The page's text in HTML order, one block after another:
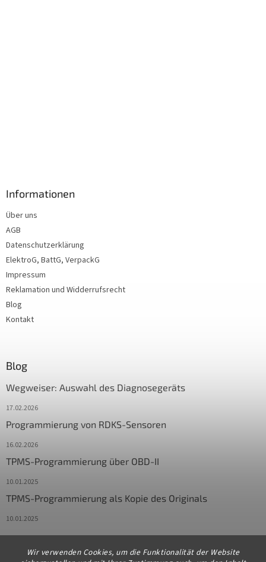
Wir verwenden Cookies, um die Funktionalität der Website
Informationen
Über uns
AGB
Datenschutzerklärung
ElektroG, BattG, VerpackG
Impressum
Reklamation und Widderrufsrecht
Blog
Kontakt
Blog
Wegweiser: Auswahl des Diagnosegeräts
17.02.2026
Programmierung von RDKS-Sensoren
16.02.2026
TPMS-Programmierung über OBD-II
10.01.2025
TPMS-Programmierung als Kopie des Originals
10.01.2025
Kontakt